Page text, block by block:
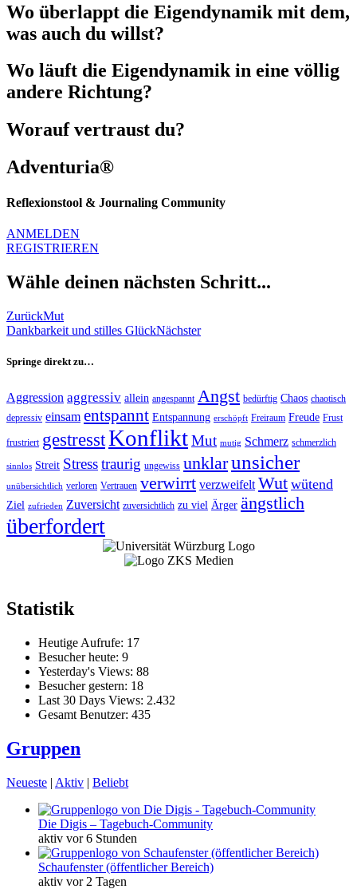
Wo überlappt die Eigendynamik mit dem,
was auch du willst?
Wo läuft die Eigendynamik in eine völlig
andere Richtung?
Worauf vertraust du?
Adventuria®
Reflexionstool & Journaling Community
ANMELDEN
REGISTRIEREN
Wähle deinen nächsten Schritt...
ZurückMut
Dankbarkeit und stilles GlückNächster
Springe direkt zu…
Aggression aggressiv allein angespannt Angst bedürftig Chaos chaotisch
depressiv einsam entspannt Entspannung erschöpft Freiraum Freude Frust
frustriert gestresstKonfliktMut mutig Schmerz schmerzlich
sinnlos Streit Stresstraurig ungewiss unklarunsicher
unübersichtlich verloren Vertrauen verwirrt verzweifelt Wut wütend
Ziel zufrieden Zuversicht zuversichtlich zu viel Ärger ängstlich
überfordert
Statistik
Heutige Aufrufe: 17
Besucher heute: 9
Yesterday's Views: 88
Besucher gestern: 18
Last 30 Days Views: 2.432
Gesamt Benutzer: 435
Gruppen
Neueste | Aktiv | Beliebt
Die Digis – Tagebuch-Community
aktiv vor 6 Stunden
Schaufenster (öffentlicher Bereich)
aktiv vor 2 Tagen